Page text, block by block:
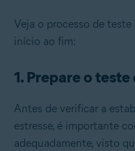
Veja o processo de
início ao fim:
1. Prepare o
Antes de verificar a
estresse, é importante
adequadamente, visto